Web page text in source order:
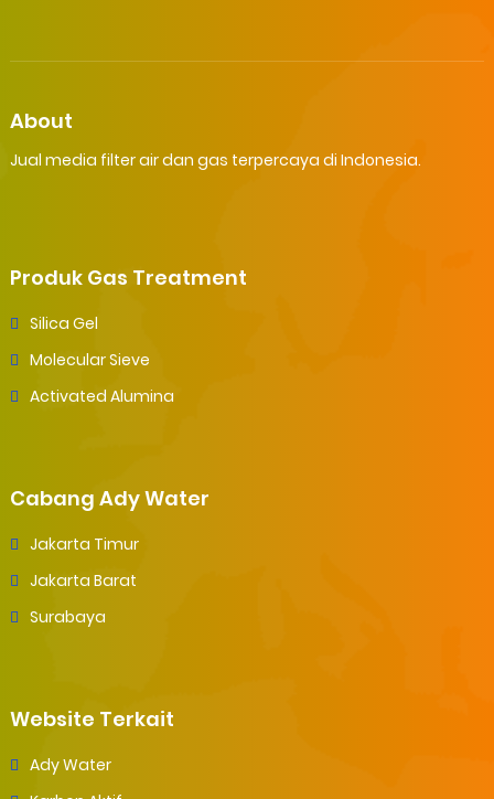
About
Jual media filter air dan gas terpercaya di Indonesia.
Produk Gas Treatment
Silica Gel
Molecular Sieve
Activated Alumina
Cabang Ady Water
Jakarta Timur
Jakarta Barat
Surabaya
Website Terkait
Ady Water